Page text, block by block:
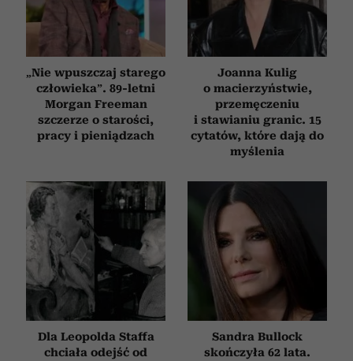
„Nie wpuszczaj starego
człowieka”. 89-letni
Morgan Freeman
szczerze o starości,
pracy i pieniądzach
Joanna Kulig
o macierzyństwie,
przemęczeniu
i stawianiu granic. 15
cytatów, które dają do
myślenia
Dla Leopolda Staffa
chciała odejść od
Sandra Bullock
skończyła 62 lata.